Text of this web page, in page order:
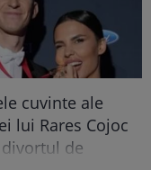
cuvinte ale
lui Rares Cojoc
de